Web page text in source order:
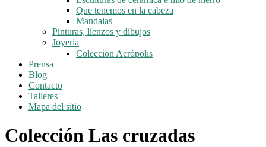
Que tenemos en la cabeza
Mandalas
Pinturas, lienzos y dibujos
Joyeria
Colección Acrópolis
Prensa
Blog
Contacto
Talleres
Mapa del sitio
Colección Las cruzadas